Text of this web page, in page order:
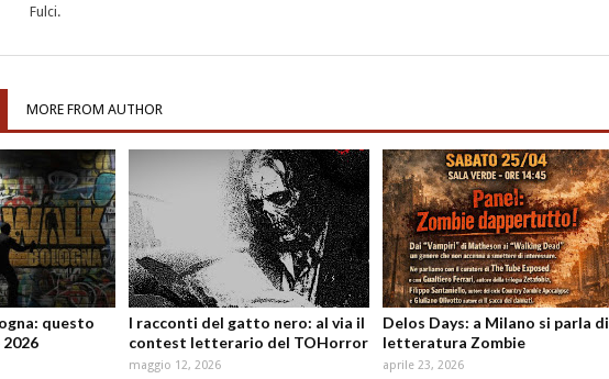
Fulci.
MORE FROM AUTHOR
questo
I racconti del gatto nero: al via il
contest letterario del TOHorror
maggio 12, 2026
Delos Days: a Milano si parla di
letteratura Zombie
aprile 23, 2026